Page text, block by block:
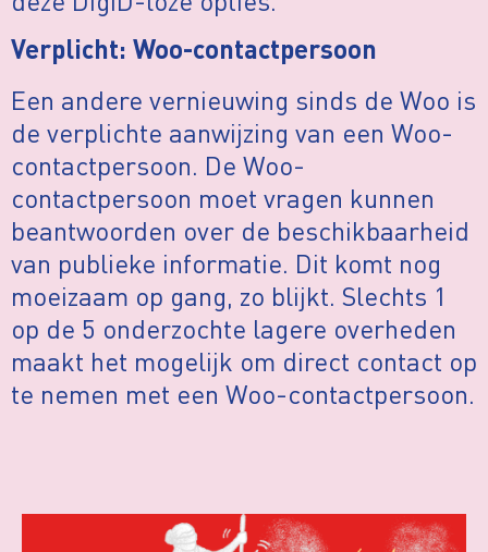
Verplicht: Woo-contactpersoon
Een andere vernieuwing sinds de Woo is
de verplichte aanwijzing van een Woo-
contactpersoon. De Woo-
contactpersoon moet vragen kunnen
beantwoorden over de beschikbaarheid
van publieke informatie. Dit komt nog
moeizaam op gang, zo blijkt. Slechts 1
op de 5 onderzochte lagere overheden
maakt het mogelijk om direct contact op
te nemen met een Woo-contactpersoon.